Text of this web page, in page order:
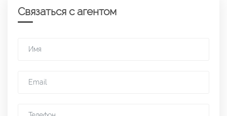
Связаться с агентом